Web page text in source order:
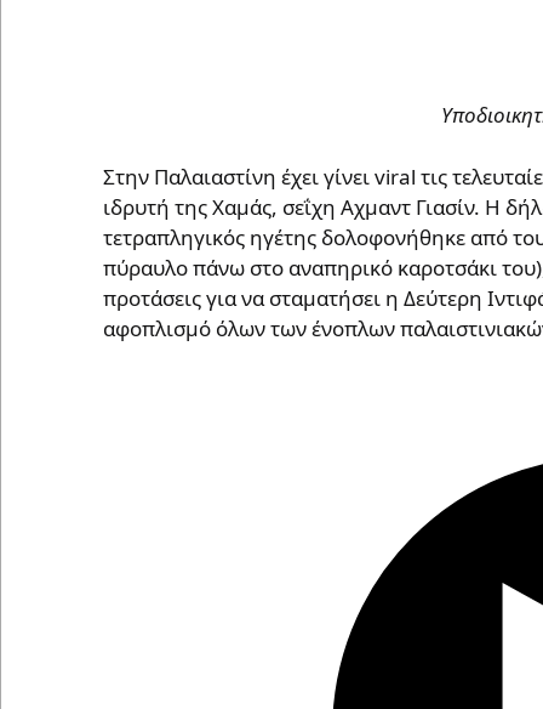
Στην Παλαιαστίνη έχει γίνει viral τις
ιδρυτή της Χαμάς, σεΐχη Αχμαντ Γιασίν. Η
τετραπληγικός ηγέτης δολοφονήθηκε από
πύραυλο πάνω στο αναπηρικό καροτσάκι του),
προτάσεις για να σταματήσει η Δεύτερη
αφοπλισμό όλων των ένοπλων